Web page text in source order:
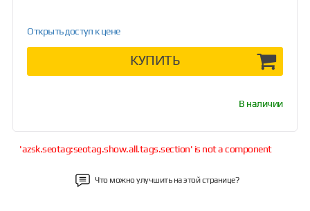
Открыть доступ к цене
КУПИТЬ
В наличии
'azsk.seotag:seotag.show.all.tags.section' is not a component
Что можно улучшить на этой странице?